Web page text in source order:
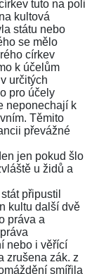
tuto na poli
kultová
státu nebo
se mělo
církev
k účelům
určitých
pro účely
neponechají k
Těmito
převážné
jen pokud šlo
u židů a
připustil
kultu další dvě
práva a
nebo i věřící
zrušena zák. z
smířila